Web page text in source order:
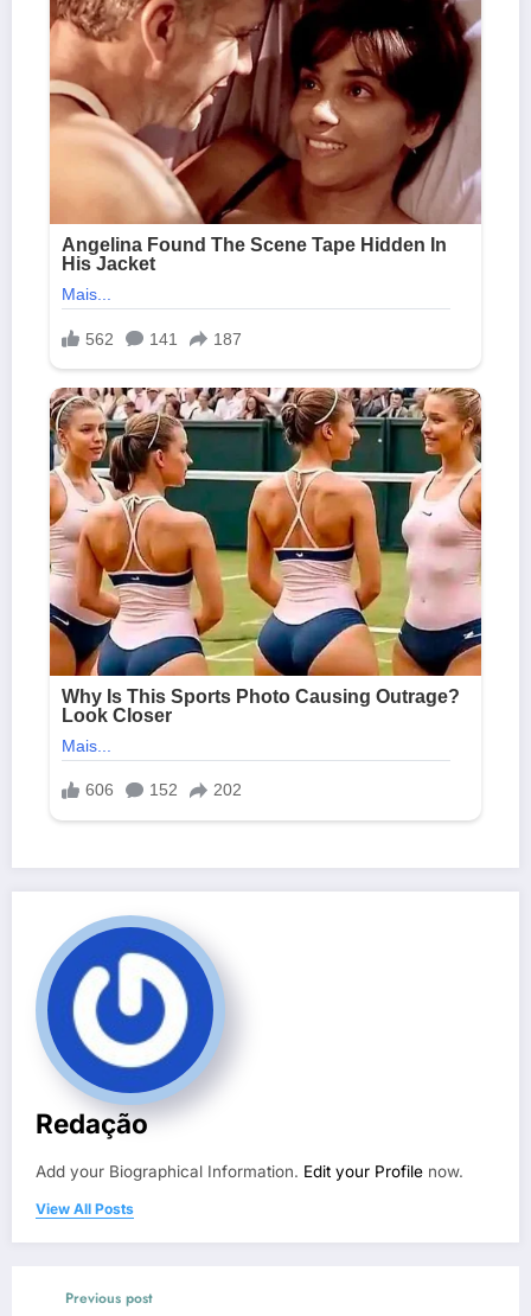
Redação
Add your Biographical Information. Edit your Profile now.
View All Posts
Previous post